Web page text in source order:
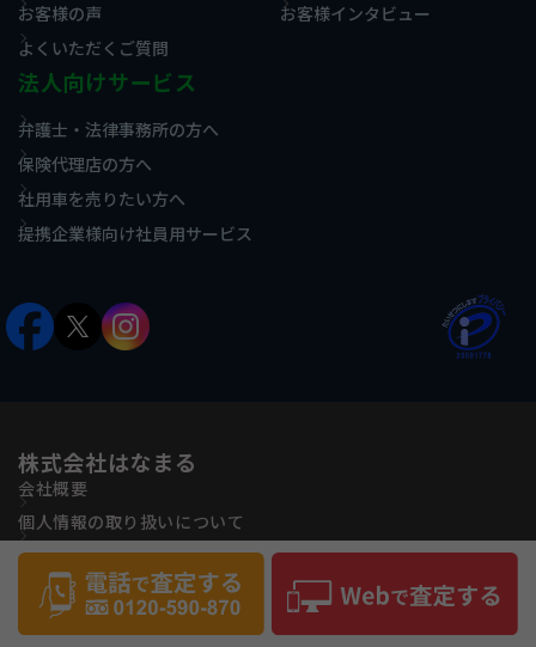
お客様の声
お客様インタビュー
よくいただくご質問
法人向けサービス
弁護士・法律事務所の方へ
保険代理店の方へ
社用車を売りたい方へ
提携企業様向け社員用サービス
株式会社はなまる
会社概要
個人情報の取り扱いについて
古物営業法に基づく表記
反社会的勢力に対する基本方針
サイトマップ